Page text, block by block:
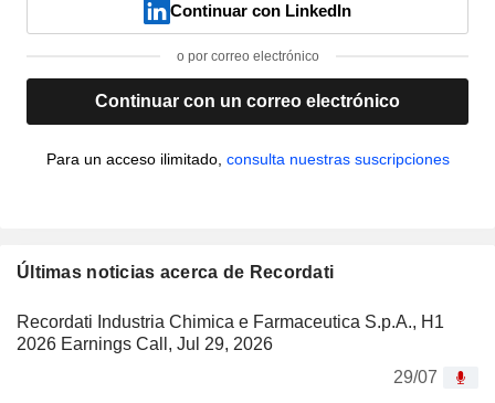
Continuar con LinkedIn
o por correo electrónico
Continuar con un correo electrónico
Para un acceso ilimitado, consulta nuestras suscripciones
Últimas noticias acerca de Recordati
Recordati Industria Chimica e Farmaceutica S.p.A., H1
2026 Earnings Call, Jul 29, 2026
29/07